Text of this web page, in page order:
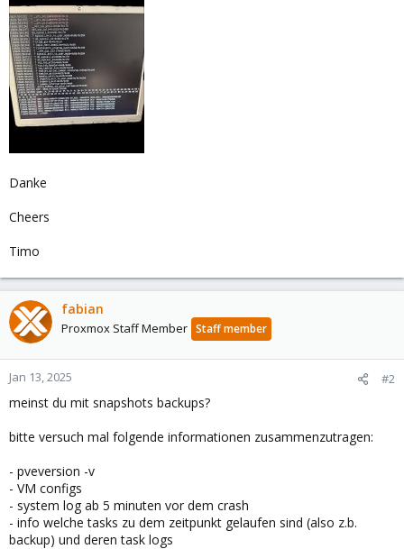
Danke
Cheers
Timo
fabian
Proxmox Staff Member Staff member
Jan 13, 2025 #2
meinst du mit snapshots backups?
bitte versuch mal folgende informationen zusammenzutragen:
- pveversion -v
- VM configs
- system log ab 5 minuten vor dem crash
- info welche tasks zu dem zeitpunkt gelaufen sind (also z.b.
backup) und deren task logs